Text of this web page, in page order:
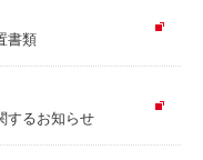
書類
するお知らせ